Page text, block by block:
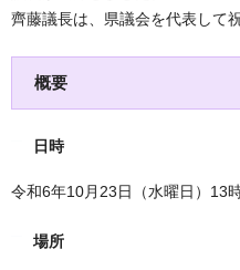
齊藤議長は、県議会を代表して
概要
日時
令和6年10月23日（水曜日）13
場所